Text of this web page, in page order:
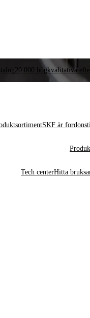
20 000 högkvalitativa
SKF är
Tech centerHitta